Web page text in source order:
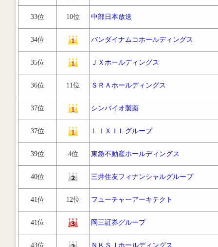
33位 10位 中部日本放送
34位 バンダイナムコホールディングス
35位 ＪＸホールディングス
36位 11位 ＳＲＡホールディングス
37位 シンバイオ製薬
37位 ＬＩＸＩＬグループ
39位 4位 東急不動産ホールディングス
40位 三井住友フィナンシャルグループ
41位 12位 フューチャーアーキテクト
41位 岡三証券グループ
43位 ＮＫＳＪホールディングス